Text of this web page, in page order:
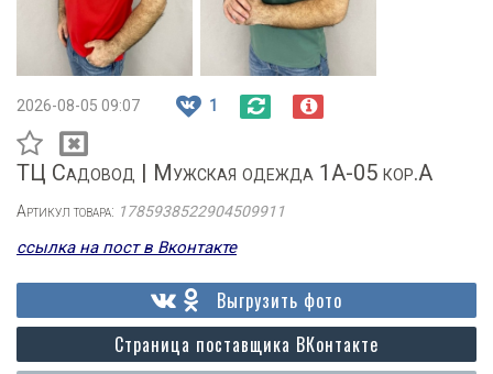
2026-08-05 09:07 1
ТЦ Садовод | Мужская одежда 1А-05 кор.А
Артикул товара: 1785938522904509911
ссылка на пост в Вконтакте
Страница поставщика ВКонтакте
Выгрузить фото